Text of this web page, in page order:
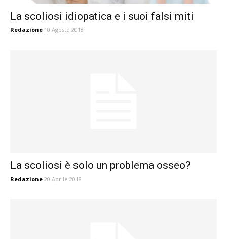
La scoliosi idiopatica e i suoi falsi miti
Redazione 10 Agosto 2018
La scoliosi è solo un problema osseo?
Redazione 20 Aprile 2018